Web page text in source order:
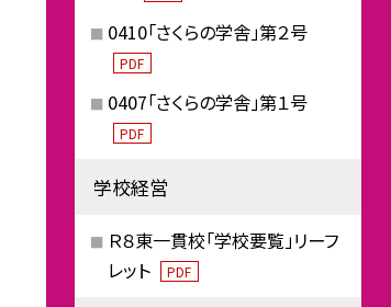
0410「さくらの学舎」第２号
PDF
0407「さくらの学舎」第１号
PDF
学校経営
Ｒ８東一貫校「学校要覧」リーフ
レット
PDF